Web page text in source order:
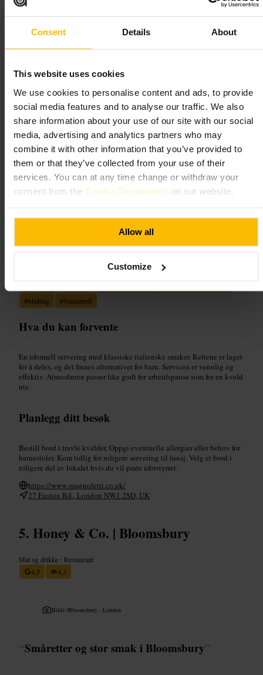
Consent Details About
This website uses cookies
We use cookies to personalise content and ads, to provide
social media features and to analyse our traffic. We also
share information about your use of our site with our social
media, advertising and analytics partners who may
combine it with other information that you’ve provided to
them or that they’ve collected from your use of their
services. You can at any time change or withdraw your
consent from the Cookie Declaration on our website.
Allow all
Customize
bord. Velg delte retter hvis dere er flere, det gjør måltidet mer sosialt.
http://www.liman.co.uk/
Spagnoletti
Mat og drikke•Restaurant
4,6
4,4
Bilde / Fever
#Middag #Vennetreff
Hva du kan forvente
En uformell servering med klassiske italienske smaker. Rettene er laget
for å deles, og det finnes alternativer for barn. Servicen er vennlig og
effektiv. Atmosfæren passer like godt for arbeidspause som for en kveld
ute.
Planlegg ditt besøk
Bestill bord i travle kvelder. Oppgi eventuelle allergier eller behov for
barnestoler. Kom tidlig for roligere servering til lunsj. Velg et bord i
roligere del av lokalet hvis du vil prate uforstyrret.
https://www.spagnoletti.co.uk/
27 Euston Rd., London NW1 2SD, UK
Honey & Co. | Bloomsbury
Mat og drikke • Restaurant
4,5
4,3
Bilde /Bloomsbury - London
“Småretter og stor smak i Bloomsbury”